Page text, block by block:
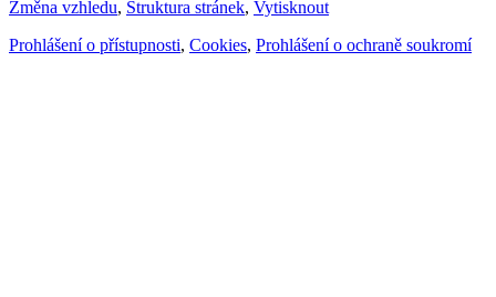
Změna vzhledu, Struktura stránek, Vytisknout
Prohlášení o přístupnosti, Cookies, Prohlášení o ochraně soukromí